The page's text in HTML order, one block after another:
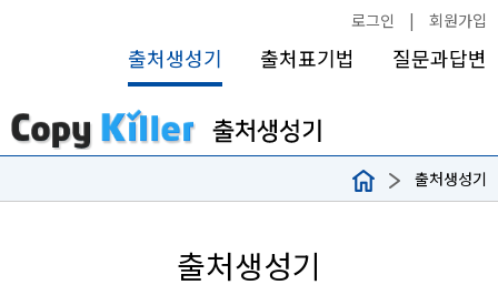
로그인 | 회원가입
출처생성기 출처표기법 질문과답변
출처생성기
출처생성기